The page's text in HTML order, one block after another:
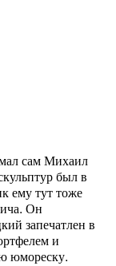
сам Михаил
был в
ему тут тоже
Он
запечатлен в
и
юмореску.